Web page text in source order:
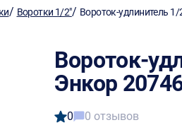
/ Воротки 1/2"/ Вороток-удлинитель
Вороток-
Энкор
0 0 отзывов